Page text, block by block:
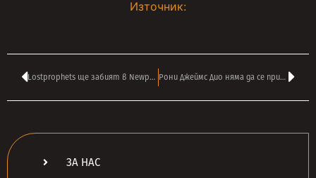
Източник:
Lostprophets ще забият в Newport Рони Джеймс Дио няма да се присъедини към Black Sabbath
ЗА НАС